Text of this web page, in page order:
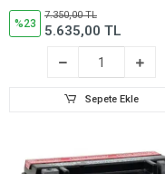
Motosiklet Aküsü Bakım
Gerektirmez,ytz10sbs
%23
7.350,00 TL
5.635,00 TL
Sepete Ekle